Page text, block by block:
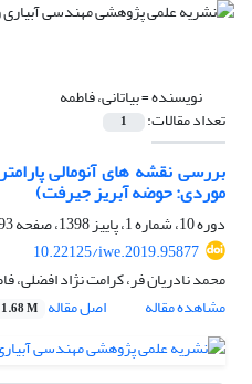
نویسنده =بیاتانی، فاطمه
تعداد مقالات: 1
بررسی نقشه های آنومالی
موردی: حوضه آبریز جیرفت)
دوره 10، شماره 1، پاییز 1398، صفحه
10.22125/iwe.2019.95877
محمد نادریان فر، کرامت نژاد افضلی،
مشاهده مقاله
اصل مقاله 1.68 M